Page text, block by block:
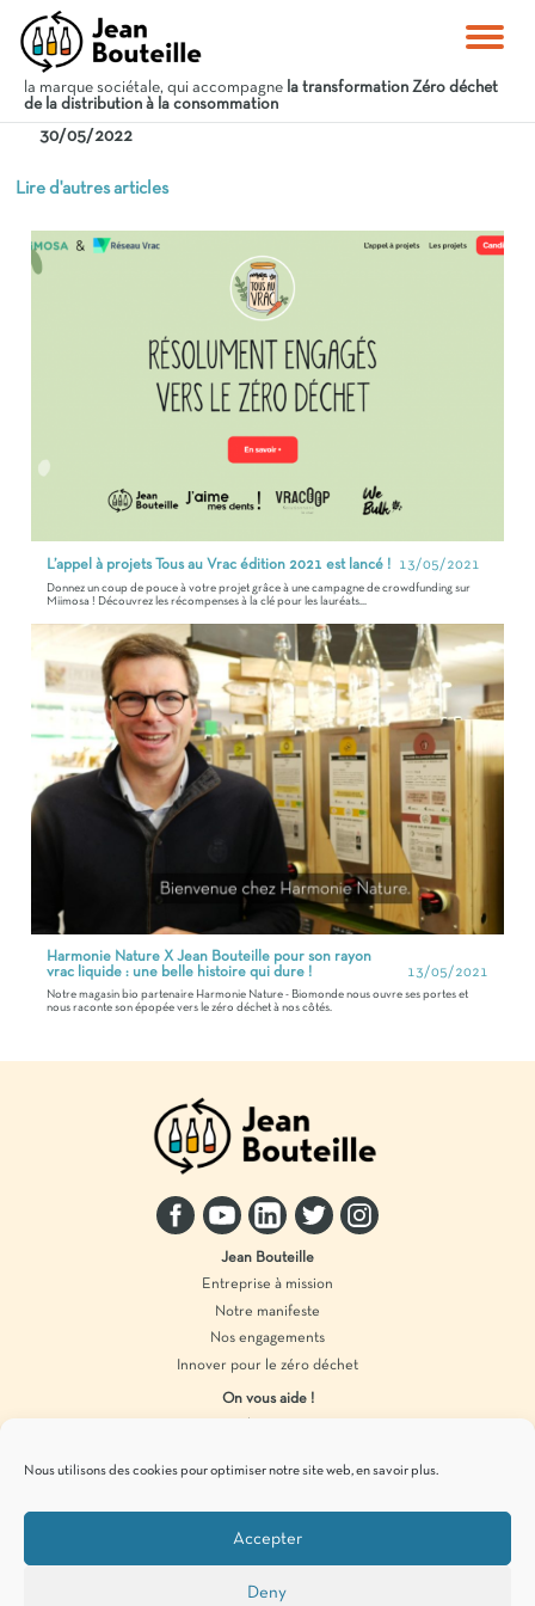
Nous utilisons des cookies pour optimiser notre site web, en savoir plus.
Accepter
Deny
la marque sociétale, qui accompagne la transformation Zéro déchet
de la distribution à la consommation
30/05/2022
Lire d'autres articles
L’appel à projets Tous au Vrac édition 2021 est lancé ! 13/05/2021
Donnez un coup de pouce à votre projet grâce à une campagne de crowdfunding sur
Miimosa ! Découvrez les récompenses à la clé pour les lauréats...
Harmonie Nature X Jean Bouteille pour son rayon
vrac liquide : une belle histoire qui dure !
13/05/2021
Notre magasin bio partenaire Harmonie Nature - Biomonde nous ouvre ses portes et
nous raconte son épopée vers le zéro déchet à nos côtés.
Jean Bouteille
Entreprise à mission
Notre manifeste
Nos engagements
Innover pour le zéro déchet
On vous aide !
Produits en vrac
Pour vous tenir informés de
zéro déchet, c’est par ici !